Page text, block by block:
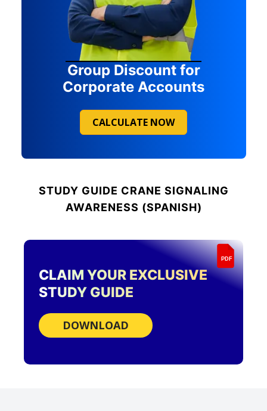
Group Discount for
Corporate Accounts
CALCULATE NOW
STUDY GUIDE CRANE SIGNALING
AWARENESS (SPANISH)
PDF
CLAIM YOUR EXCLUSIVE
STUDY GUIDE
DOWNLOAD